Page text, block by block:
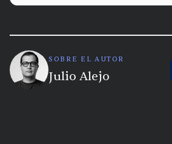
SOBRE EL AUTOR
Julio Alejo